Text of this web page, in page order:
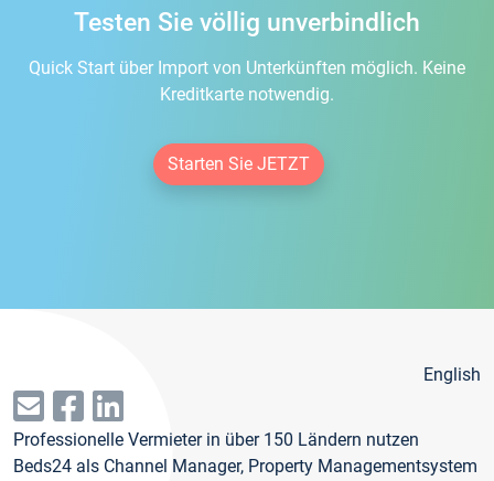
Testen Sie völlig unverbindlich
Quick Start über Import von Unterkünften möglich. Keine
Kreditkarte notwendig.
Starten Sie JETZT
English
Professionelle Vermieter in über 150 Ländern nutzen
Beds24 als Channel Manager, Property Managementsystem